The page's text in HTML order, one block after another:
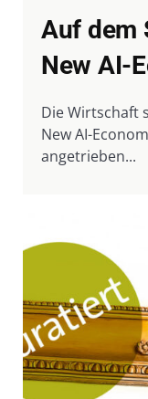
Auf dem
New AI-
Die Wirtschaft
New AI-
angetrieben...